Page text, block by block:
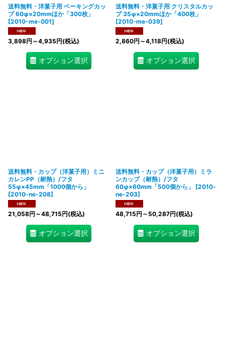
送料無料・洋菓子用 ベーキングカッ
プ 60φ×20mmほか「300枚」
[2010-me-001]
3,898円 ～4,935円(税込)
オプション選択
送料無料・洋菓子用 クリスタルカッ
プ 35φ×20mmほか「400枚」
[2010-me-039]
2,860円 ～4,118円(税込)
オプション選択
送料無料・カップ（洋菓子用）ミニ
カレンPP（耐熱）/フタ
55φ×45mm「1000個から」
[2010-ne-208]
21,058円 ～48,715円(税込)
オプション選択
送料無料・カップ（洋菓子用）ミラ
ンカップ（耐熱）/フタ
60φ×60mm「500個から」
[2010-
ne-203]
48,715円 ～50,287円(税込)
オプション選択